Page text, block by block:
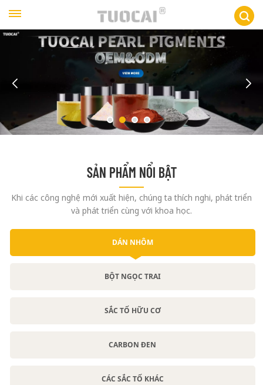
SẢN PHẨM NỔI BẬT
Khi các công nghệ mới xuất hiện, chúng ta thích nghi, phát triển
và phát triển cùng với khoa học.
DÁN NHÔM
BỘT NGỌC TRAI
SẮC TỐ HỮU CƠ
CARBON ĐEN
CÁC SẮC TỐ KHÁC